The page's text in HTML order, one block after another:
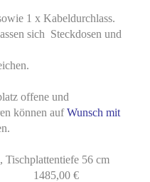
1 x Kabeldurchlass.
sich Steckdosen und
offene und
können aufWunsch mit
56 cm
1485,00 €